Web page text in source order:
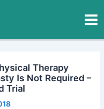
Therapy
Is Not Required –
Trial